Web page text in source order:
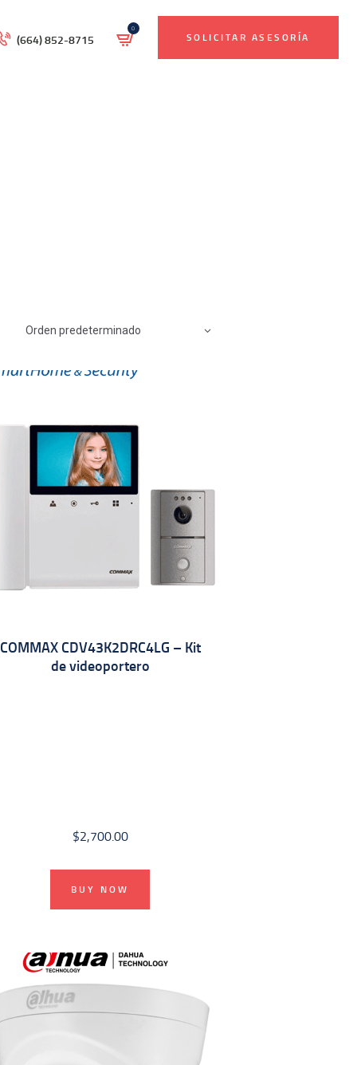
(664) 852-8715
0
SOLICITAR ASESORÍA
COMMAX CDV43K2DRC4LG – Kit
de videoportero
$2,700.00
BUY NOW